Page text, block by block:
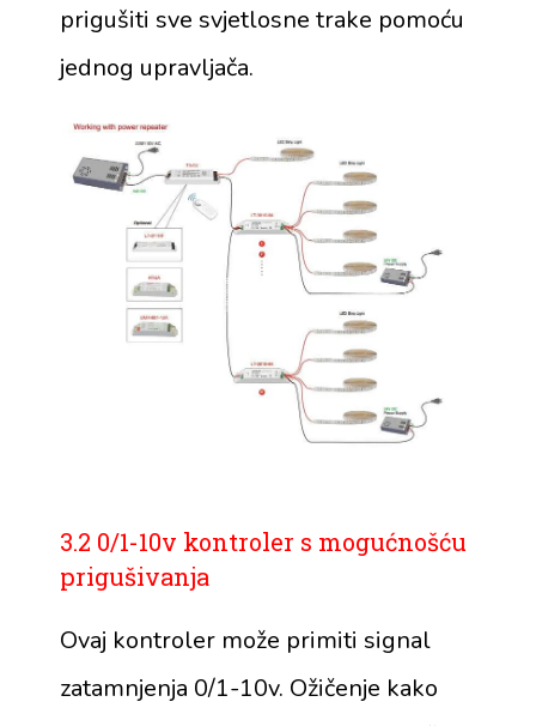
prigušiti sve svjetlosne trake pomoću
jednog upravljača.
3.2 0/1-10v kontroler s mogućnošću
prigušivanja
Ovaj kontroler može primiti signal
zatamnjenja 0/1-10v. Ožičenje kako